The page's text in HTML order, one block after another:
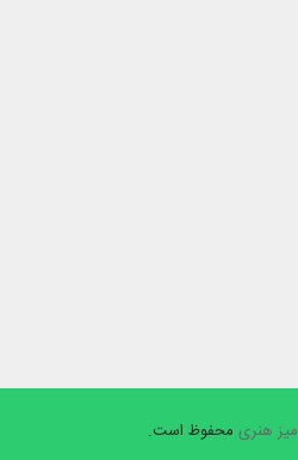
میز هنری محفوظ است.